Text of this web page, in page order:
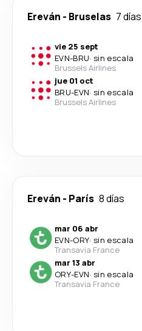
Ereván - Bruselas 7 días
vie 25 sept
EVN-BRU· sin escala
Brussels Airlines
jue 01 oct
BRU-EVN· sin escala
Brussels Airlines
Ereván - París 8 días
mar 06 abr
EVN-ORY· sin escala
Transavia France
mar 13 abr
ORY-EVN· sin escala
Transavia France